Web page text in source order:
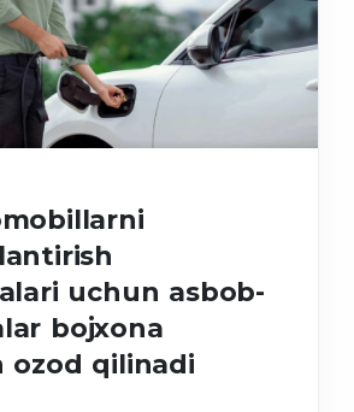
uchun asbob-
bojxona
ozod qilinadi